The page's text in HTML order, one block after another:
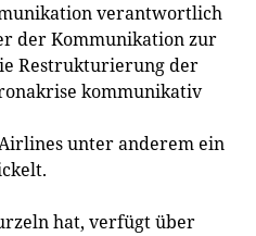
verantwortlich
der Kommunikation zur
Restrukturierung der
kommunikativ
unter anderem ein
hat, verfügt über